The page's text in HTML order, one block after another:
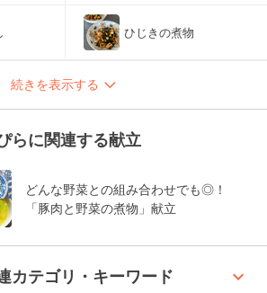
ひじきの煮物
続きを表示する
らに関連する献立
どんな野菜との組み合わせでも◎！
「豚肉と野菜の煮物」献立
カテゴリ・キーワード keyboard_arrow_up